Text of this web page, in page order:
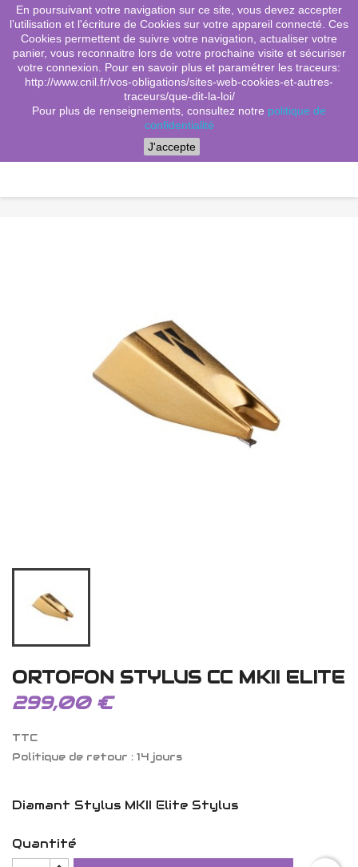
shopping_cart (0)

search
Menu
ORTOFON STYLUS CC MKII ELITE
299,00 €
TTC
Politique de retour : 14 jours
Diamant Stylus MKII Elite Stylus
Quantité
En poursuivant votre navigation sur ce site, vous devez accepter
l’utilisation et l'écriture de Cookies sur votre appareil connecté. Ces
Cookies permettent de suivre votre navigation, actualiser votre
panier, vous reconnaitre lors de votre prochaine visite et sécuriser
votre connexion. Pour en savoir plus et paramétrer les traceurs:
http://www.cnil.fr/vos-obligations/sites-web-cookies-et-autres-
traceurs/que-dit-la-loi/
Pour plus de renseignements, consultez notre politique de
confidentialité
J'accepte